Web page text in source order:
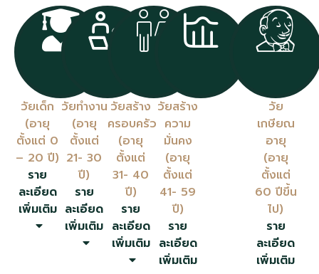
วัยเด็ก
(อายุ
ตั้งแต่ 0
– 20 ปี)
ราย
ละเอียด
เพิ่มเติม
วัยทำงาน
(อายุ
ตั้งแต่
21- 30
ปี)
ราย
ละเอียด
เพิ่มเติม
วัยสร้าง
ครอบครัว
(อายุ
ตั้งแต่
31- 40
ปี)
ราย
ละเอียด
เพิ่มเติม
วัยสร้าง
ความ
มั่นคง
(อายุ
ตั้งแต่
41- 59
ปี)
ราย
ละเอียด
เพิ่มเติม
วัย
เกษียณ
อายุ
(อายุ
ตั้งแต่
60 ปีขึ้น
ไป)
ราย
ละเอียด
เพิ่มเติม